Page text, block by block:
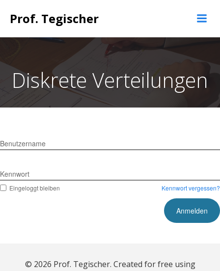
Prof. Tegischer
Diskrete Verteilungen
Benutzername
Kennwort
Eingeloggt bleiben Kennwort vergessen?
© 2026 Prof. Tegischer. Created for free using